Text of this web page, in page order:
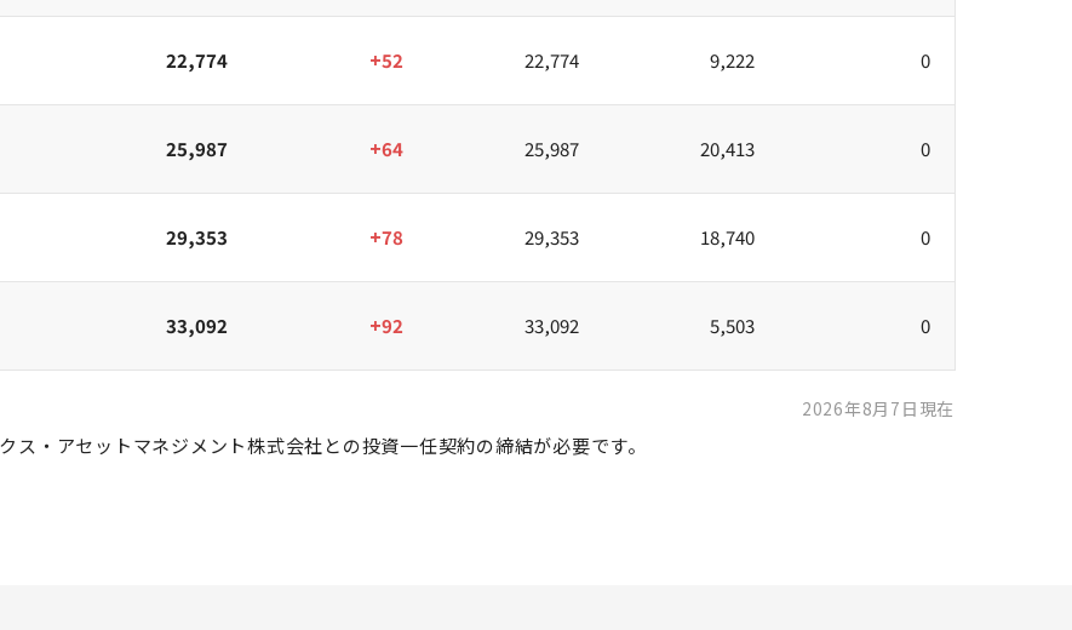
22,774 +52 22,774 9,222 0
25,987 +64 25,987 20,413 0
29,353 +78 29,353 18,740 0
33,092 +92 33,092 5,503 0
2026年8月7日現在
・アセットマネジメント株式会社との投資一任契約の締結が必要です。